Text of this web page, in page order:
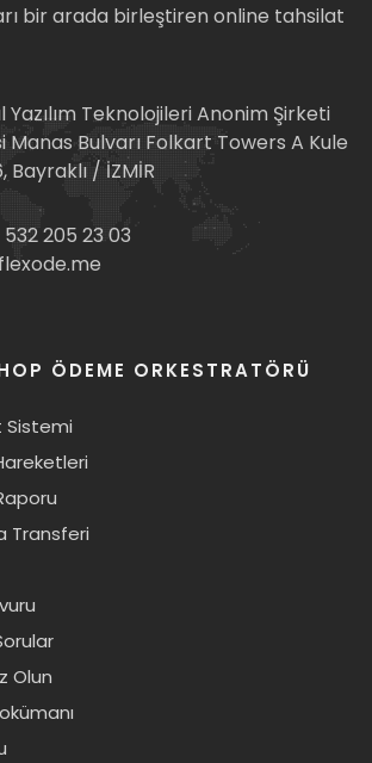
bir arada birleştiren online tahsilat
Yazılım Teknolojileri Anonim Şirketi
Bulvarı Folkart Towers A Kule
Bayraklı / İZMİR
205 23 03
ÖDEME ORKESTRATÖRÜ
Sistemi
Transferi
Olun